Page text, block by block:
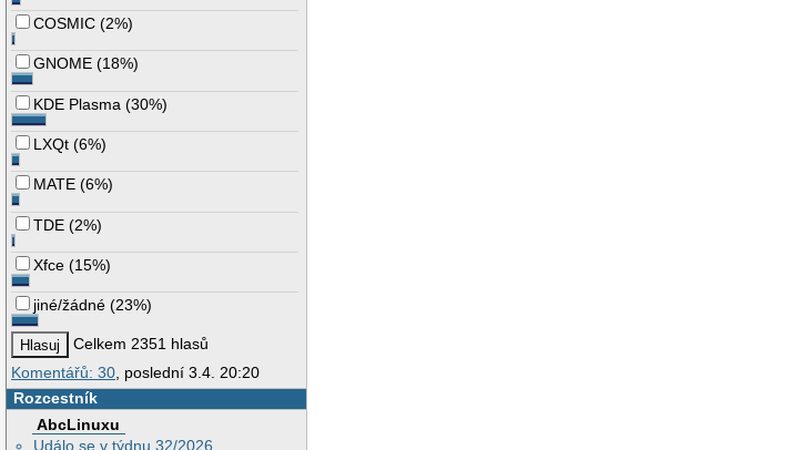
COSMIC (2%)
GNOME (18%)
KDE Plasma (30%)
LXQt (6%)
MATE (6%)
TDE (2%)
Xfce (15%)
jiné/žádné (23%)
Celkem 2351 hlasů
Komentářů: 30 , poslední 3.4. 20:20
Rozcestník
AbcLinuxu
Událo se v týdnu 32/2026